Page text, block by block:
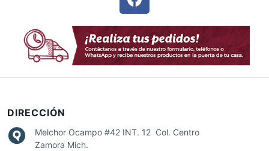
DIRECCIÓN
Melchor Ocampo #42 INT. 12 Col. Centro
Zamora Mich.